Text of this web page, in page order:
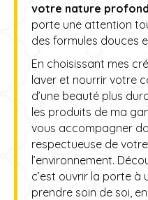
votre nature
porte une attention
des formules douces
En choisissant mes
laver et nourrir votre
d’une beauté plus
les produits de ma
vous accompagner
respectueuse de
l’environnement.
c’est ouvrir la porte à
prendre soin de soi,